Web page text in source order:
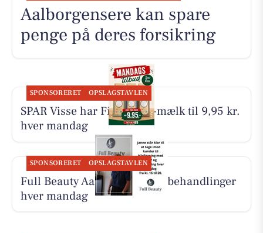
Aalborgensere kan spare
penge på deres forsikring
SPONSORERET OPSLAGSTAVLEN
SPAR Visse har First Price-mælk til 9,95 kr.
hver mandag
SPONSORERET OPSLAGSTAVLEN
Full Beauty Aalborg tilbyder behandlinger
hver mandag